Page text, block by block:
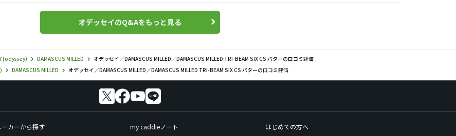
オデッセイのQ&Aをもっと見る
(odyssey) DAMASCUS MILLED
オデッセイ／DAMASCUS MILLED／DAMASCUS MILLED TRI-BEAM SIX CS パターの口コミ評価
DAMASCUS MILLED オデッセイ／DAMASCUS MILLED／DAMASCUS MILLED TRI-BEAM SIX CS パターの口コミ評価
ーカーから探す
my caddieノート
はじめての方へ